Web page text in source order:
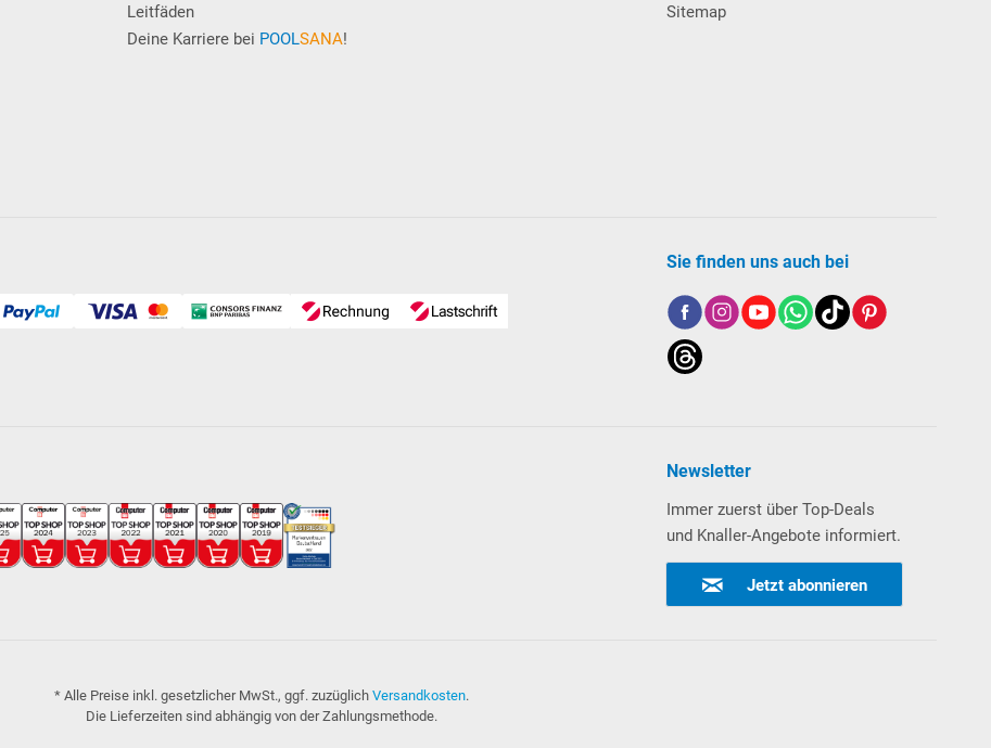
Leitfäden
Deine Karriere bei POOLSANA!
Sitemap
Sie finden uns auch bei
Newsletter
Immer zuerst über Top-Deals
und Knaller-Angebote informiert.
Jetzt abonnieren
* Alle Preise inkl. gesetzlicher MwSt., ggf. zuzüglich Versandkosten.
Die Lieferzeiten sind abhängig von der Zahlungsmethode.